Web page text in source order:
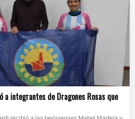
a integrantes de Dragones Rosas que